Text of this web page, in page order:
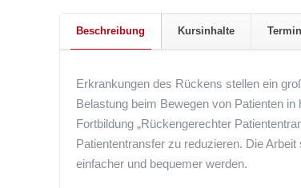
Beschreibung Kursinhalte
Erkrankungen des Rückens stellen ein
Belastung beim Bewegen von Patienten
Fortbildung „Rückengerechter
Patiententransfer zu reduzieren. Die
einfacher und bequemer werden.